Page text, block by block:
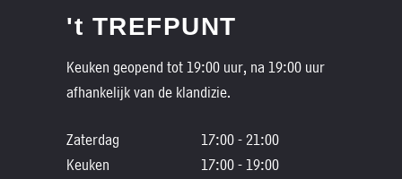
't TREFPUNT
Keuken geopend tot 19:00 uur, na 19:00 uur
afhankelijk van de klandizie.
Zaterdag
17:00 - 21:00
Keuken
17:00 - 19:00